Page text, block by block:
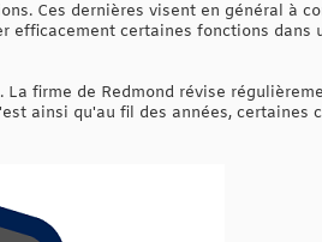
Ces dernières visent en général à
efficacement certaines fonctions dans
firme de Redmond révise
ainsi qu'au fil des années, certaines